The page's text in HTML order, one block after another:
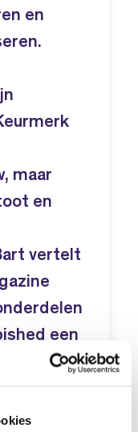
en
maar
en
vertelt
een